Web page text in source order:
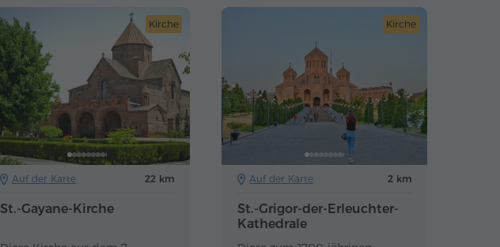
Kirche
Auf der Karte 22 km
St.-Gayane-Kirche
Kirche
Auf der Karte 2 km
St.-Grigor-der-Erleuchter-
Kathedrale